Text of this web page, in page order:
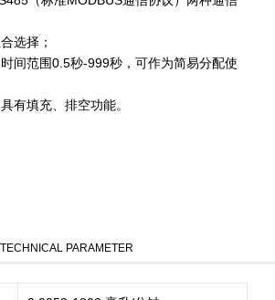
选择；
间范围0.5秒-999秒，可作为简易分配使
有填充、排空功能。
TECHNICAL PARAMETER